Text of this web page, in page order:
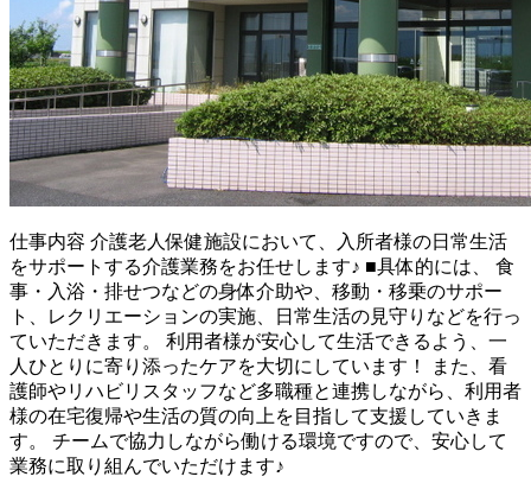
仕事内容 介護老人保健施設において、入所者様の日常生活
をサポートする介護業務をお任せします♪ ■具体的には、 食
事・入浴・排せつなどの身体介助や、移動・移乗のサポー
ト、レクリエーションの実施、日常生活の見守りなどを行っ
ていただきます。 利用者様が安心して生活できるよう、一
人ひとりに寄り添ったケアを大切にしています！ また、看
護師やリハビリスタッフなど多職種と連携しながら、利用者
様の在宅復帰や生活の質の向上を目指して支援していきま
す。 チームで協力しながら働ける環境ですので、安心して
業務に取り組んでいただけます♪